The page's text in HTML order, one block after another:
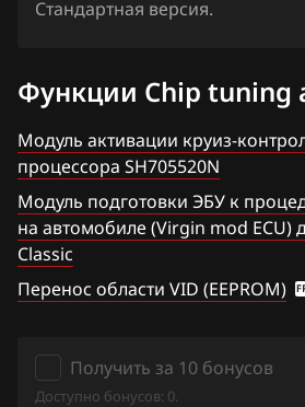
Foton
GAC
Geely
Genesis
Great Wall
Quest
Sentra
Serena
Skyline
Stagea
Sunny
Teana (J31)
Teana (J32)
1TRE8J9N9_18H704_SH705507N
1TRE8J9N9_18H724_SH705507N
1TRE8J9N9_18H756_SH705507N
1TRE8J9N9_18H912_SH705507N
1TRE8J9N9_18H922_SH705507N
1TREA76N6_18H770_SH705507N
2JCS62D8_13UG3A_SH705828N
Стандартная версия.
Функции Chip tuning
Модуль активации круиз-
процессора SH705520N
Модуль подготовки ЭБУ к
на автомобиле (Virgin mod ECU)
Classic
Перенос области VID (EEPROM)
Получить за 10 бонусов
Доступно бонусов: 0.